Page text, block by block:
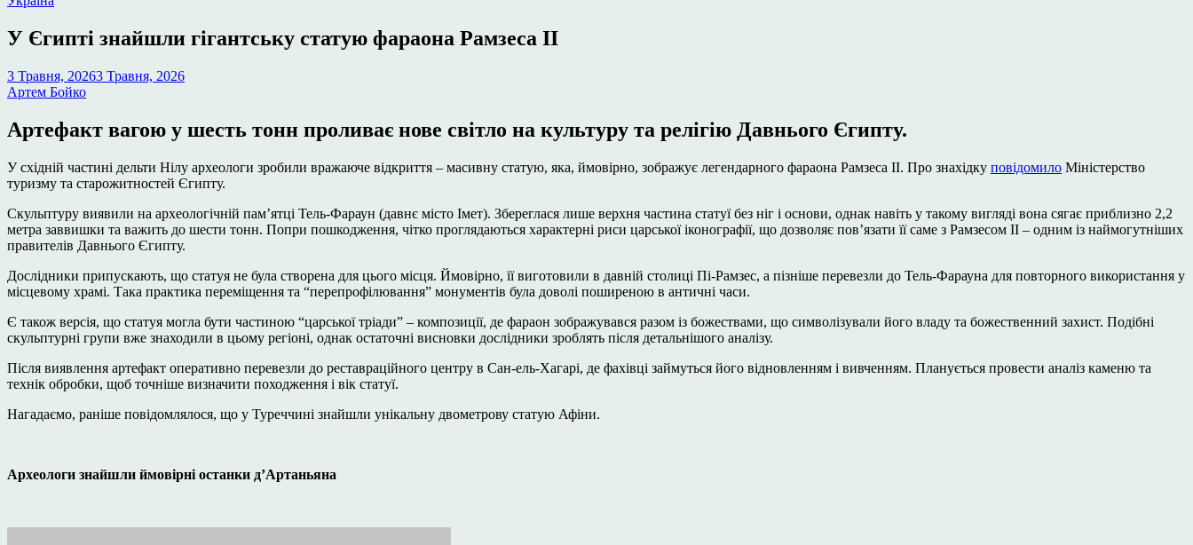
У Єгипті знайшли гігантську статую фараона Рамзеса II
3 Травня, 20263 Травня, 2026
Артем Бойко
Артефакт вагою у шесть тонн проливає нове світло на культуру та релігію Давнього Єгипту.
У східній частині дельти Нілу археологи зробили вражаюче відкриття – масивну статую, яка, ймовірно, зображує легендарного фараона Рамзеса II. Про знахідку повідомило Міністерство
туризму та старожитностей Єгипту.
Скульптуру виявили на археологічній пам’ятці Тель-Фараун (давнє місто Імет). Збереглася лише верхня частина статуї без ніг і основи, однак навіть у такому вигляді вона сягає приблизно 2,2
метра заввишки та важить до шести тонн. Попри пошкодження, чітко проглядаються характерні риси царської іконографії, що дозволяє пов’язати її саме з Рамзесом II – одним із наймогутніших
правителів Давнього Єгипту.
Дослідники припускають, що статуя не була створена для цього місця. Ймовірно, її виготовили в давній столиці Пі-Рамзес, а пізніше перевезли до Тель-Фарауна для повторного використання у
місцевому храмі. Така практика переміщення та “перепрофілювання” монументів була доволі поширеною в античні часи.
Є також версія, що статуя могла бути частиною “царської тріади” – композиції, де фараон зображувався разом із божествами, що символізували його владу та божественний захист. Подібні
скульптурні групи вже знаходили в цьому регіоні, однак остаточні висновки дослідники зроблять після детальнішого аналізу.
Після виявлення артефакт оперативно перевезли до реставраційного центру в Сан-ель-Хагарі, де фахівці займуться його відновленням і вивченням. Планується провести аналіз каменю та
технік обробки, щоб точніше визначити походження і вік статуї.
Нагадаємо, раніше повідомлялося, що у Туреччині знайшли унікальну двометрову статую Афіни.
Археологи знайшли ймовірні останки д’Артаньяна